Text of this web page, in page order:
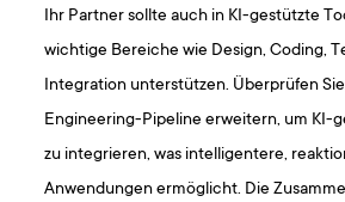
Ihr Partner sollte auch in KI-gestützte
wichtige Bereiche wie Design, Coding,
Integration unterstützen. Überprüfen
Engineering-Pipeline erweitern, um KI-
zu integrieren, was intelligentere,
Anwendungen ermöglicht. Die